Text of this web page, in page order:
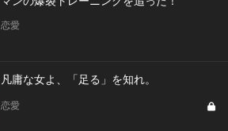
恋愛
凡庸な女よ、「足る」を知れ。
恋愛